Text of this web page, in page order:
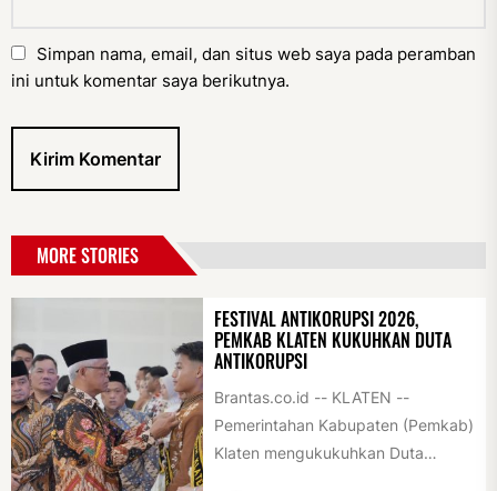
Simpan nama, email, dan situs web saya pada peramban
ini untuk komentar saya berikutnya.
MORE STORIES
FESTIVAL ANTIKORUPSI 2026,
PEMKAB KLATEN KUKUHKAN DUTA
ANTIKORUPSI
Brantas.co.id -- KLATEN --
Pemerintahan Kabupaten (Pemkab)
Klaten mengukukuhkan Duta